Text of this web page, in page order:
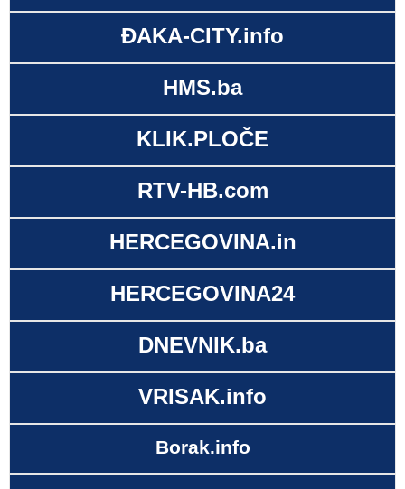
ĐAKA-CITY.info
HMS.ba
KLIK.PLOČE
RTV-HB.com
HERCEGOVINA.in
HERCEGOVINA24
DNEVNIK.ba
VRISAK.info
Borak.info